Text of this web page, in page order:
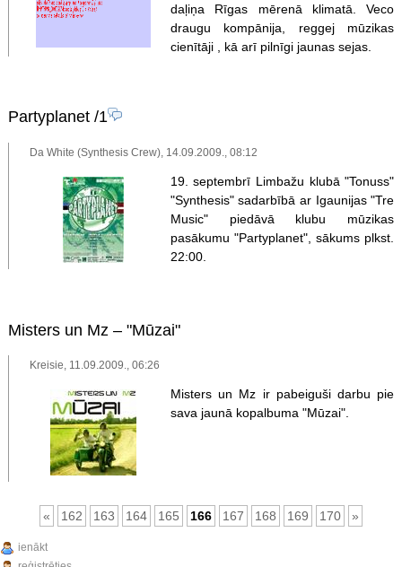
daļiņa Rīgas mērenā klimatā. Veco
draugu kompānija, reggej mūzikas
cienītāji , kā arī pilnīgi jaunas sejas.
Partyplanet/1
Da White (Synthesis Crew), 14.09.2009., 08:12
19. septembrī Limbažu klubā "Tonuss"
"Synthesis" sadarbībā ar Igaunijas "Tre
Music" piedāvā klubu mūzikas
pasākumu "Partyplanet", sākums plkst.
22:00.
Misters un Mz – "Mūzai"
Kreisie, 11.09.2009., 06:26
Misters un Mz ir pabeiguši darbu pie
sava jaunā kopalbuma "Mūzai".
« 162 163 164 165 166 167 168 169 170 »
ienākt